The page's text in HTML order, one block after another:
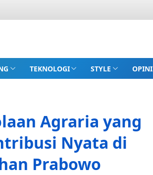
TEKNOLOGI STYLE OPINI
Agraria yang
Nyata di
Prabowo